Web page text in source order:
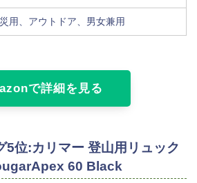
用、アウトドア、男女兼用
で詳細を見る
5位:カリマー 登山用リュック
60 Black